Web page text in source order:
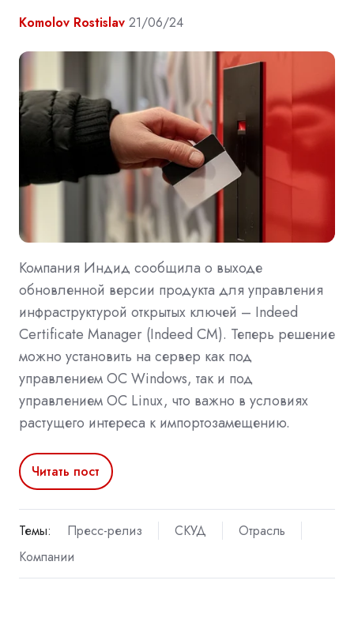
Komolov Rostislav 21/06/24
Компания Индид сообщила о выходе
обновленной версии продукта для управления
инфраструктурой открытых ключей – Indeed
Certificate Manager (Indeed CM). Теперь решение
можно установить на сервер как под
управлением ОС Windows, так и под
управлением ОС Linux, что важно в условиях
растущего интереса к импортозамещению.
Читать пост
Темы: Пресс-релиз СКУД
Отрасль
Компании